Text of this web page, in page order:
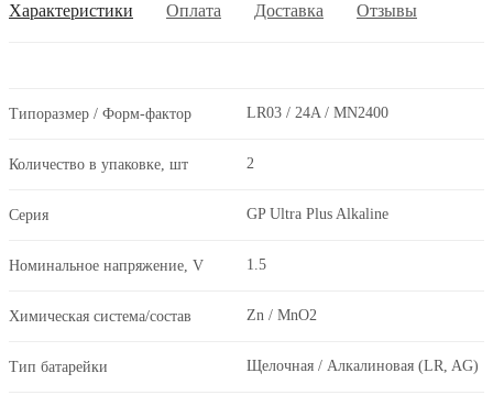
Характеристики Оплата Доставка Отзывы
Типоразмер / Форм-фактор LR03 / 24A / MN2400
Количество в упаковке, шт 2
Серия GP Ultra Plus Alkaline
Номинальное напряжение, V 1.5
Химическая система/состав Zn / MnO2
Тип батарейки Щелочная / Алкалиновая (LR, AG)